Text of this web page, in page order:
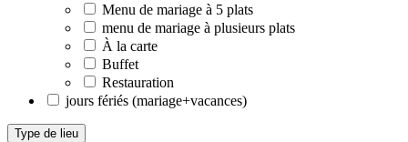
Menu de mariage à 5 plats
menu de mariage à plusieurs plats
À la carte
Buffet
Restauration
jours fériés (mariage+vacances)
Type de lieu